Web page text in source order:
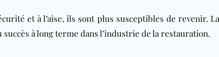
et à l’aise, ils sont plus susceptibles de revenir.
à long terme dans l’industrie de la restauration.